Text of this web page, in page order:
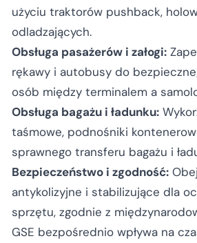
użyciu traktorów pushback,
odladzających.
Obsługa pasażerów i załogi:
rękawy i autobusy do
osób między terminalem a
Obsługa bagażu i ładunku:
taśmowe, podnośniki
sprawnego transferu bagażu i
Bezpieczeństwo i zgodność:
antykolizyjne i stabilizujące dla
sprzętu, zgodnie z
GSE bezpośrednio wpływa na